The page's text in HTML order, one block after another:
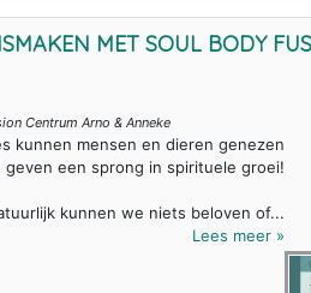
MET SOUL BODY
Centrum Arno & Anneke
kunnen mensen en dieren genezen
geven een sprong in spirituele groei!
kunnen we niets beloven of...
Lees meer »